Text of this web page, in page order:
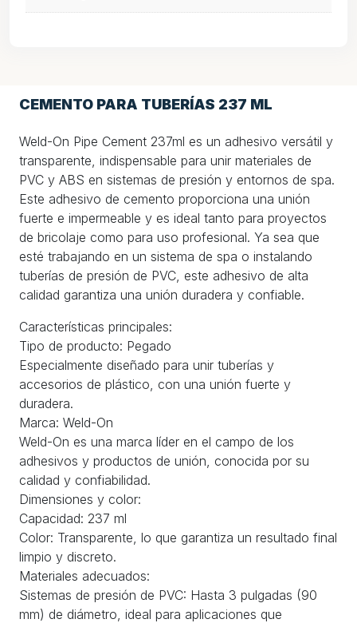
CEMENTO PARA TUBERÍAS 237 ML
Weld-On Pipe Cement 237ml es un adhesivo versátil y
transparente, indispensable para unir materiales de
PVC y ABS en sistemas de presión y entornos de spa.
Este adhesivo de cemento proporciona una unión
fuerte e impermeable y es ideal tanto para proyectos
de bricolaje como para uso profesional. Ya sea que
esté trabajando en un sistema de spa o instalando
tuberías de presión de PVC, este adhesivo de alta
calidad garantiza una unión duradera y confiable.
Características principales:
Tipo de producto: Pegado
Especialmente diseñado para unir tuberías y
accesorios de plástico, con una unión fuerte y
duradera.
Marca: Weld-On
Weld-On es una marca líder en el campo de los
adhesivos y productos de unión, conocida por su
calidad y confiabilidad.
Dimensiones y color:
Capacidad: 237 ml
Color: Transparente, lo que garantiza un resultado final
limpio y discreto.
Materiales adecuados:
Sistemas de presión de PVC: Hasta 3 pulgadas (90
mm) de diámetro, ideal para aplicaciones que